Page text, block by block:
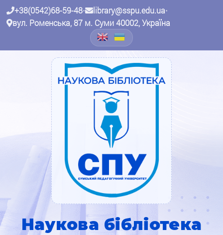
+38(0542)68-59-48• library@sspu.edu.ua•
вул. Роменська, 87 м. Суми 40002, Україна
Наукова бібліотека